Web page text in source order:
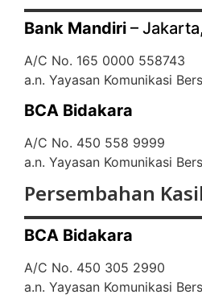
Bank Mandiri –
A/C No. 165 0000 558743
a.n. Yayasan Komunikasi
BCA Bidakara
A/C No. 450 558 9999
a.n. Yayasan Komunikasi
Persembahan
BCA Bidakara
A/C No. 450 305 2990
a.n. Yayasan Komunikasi